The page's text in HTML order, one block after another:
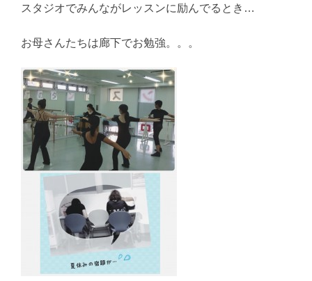
スタジオでみんながレッスンに励んでるとき…
お母さんたちは廊下でお勉強。。。